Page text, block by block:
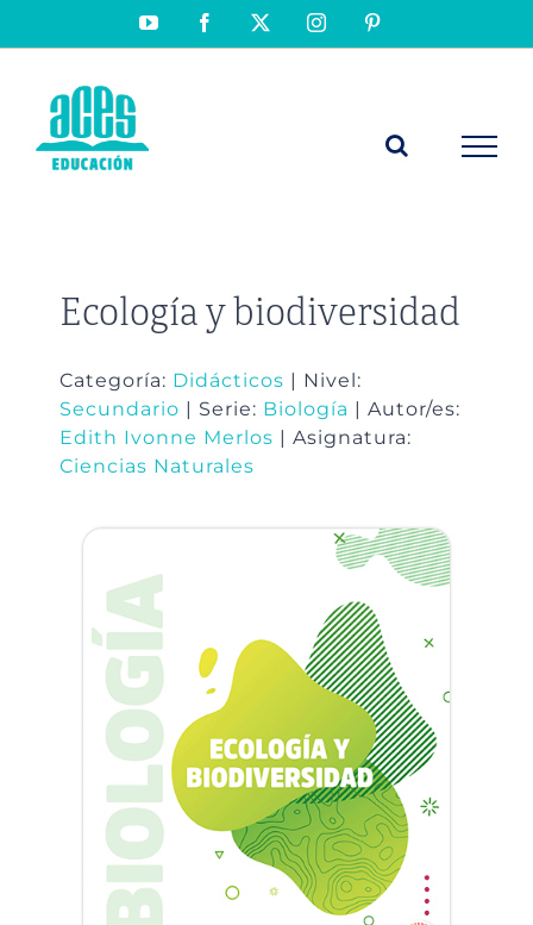
YouTubeFacebook Instagram
Ecología y biodiversidad
Categoría: Didácticos | Nivel:
Secundario | Serie: Biología
| Autor/es:
Edith Ivonne Merlos | Asignatura:
Ciencias Naturales